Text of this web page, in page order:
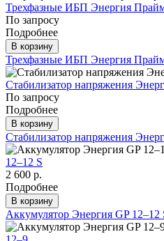
Трехфазные ИБП Энергия
По запросу
Подробнее
В корзину
Трехфазные ИБП Энергия
Стабилизатор напряжения
По запросу
Подробнее
В корзину
Стабилизатор напряжения
12–12 S
2 600 р.
Подробнее
В корзину
Аккумулятор Энергия GP 12–12